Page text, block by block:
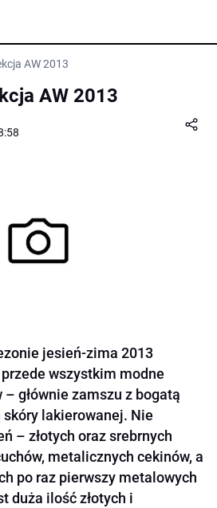
AW 2013
AW 2013
jesień-zima 2013
wszystkim modne
– głównie zamszu z bogatą
lakierowanej. Nie
– złotych oraz srebrnych
metalicznych cekinów, a
po raz pierwszy metalowych
duża ilość złotych i